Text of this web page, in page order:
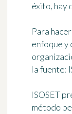
éxito, hay
Para
enfoque y
la fuente:
ISOSET
método